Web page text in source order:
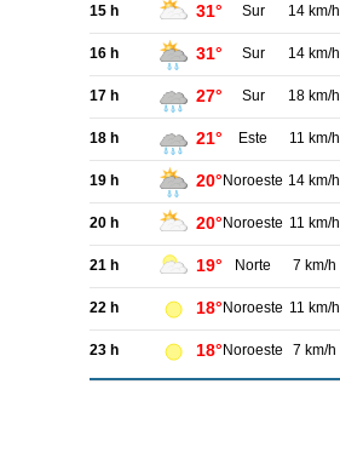
15 h 31° Sur 14 km/h
16 h 31° Sur 14 km/h
17 h 27° Sur 18 km/h
18 h 21° Este 11 km/h
19 h 20° Noroeste 14 km/h
20 h 20° Noroeste 11 km/h
21 h 19° Norte 7 km/h
22 h 18° Noroeste 11 km/h
23 h 18° Noroeste 7 km/h